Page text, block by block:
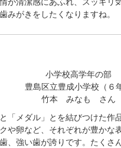
みがきをしたくなりますね。
小学校高学年の部
豊島区立豊成小学校（６年
竹本 みなも さん
と「メダル」とを結びつけた作
や卵など、それぞれが豊かな
、強い歯が誇りです。たくさ